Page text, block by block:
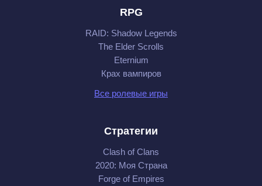
RPG
RAID: Shadow Legends
The Elder Scrolls
Eternium
Крах вампиров
Все ролевые игры
Стратегии
Clash of Clans
2020: Моя Cтрана
Forge of Empires